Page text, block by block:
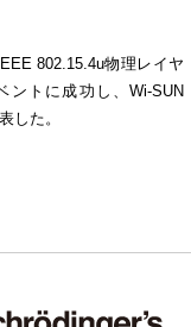
802.15.4u物理レイヤ
ントに成功し、Wi-SUN
した。